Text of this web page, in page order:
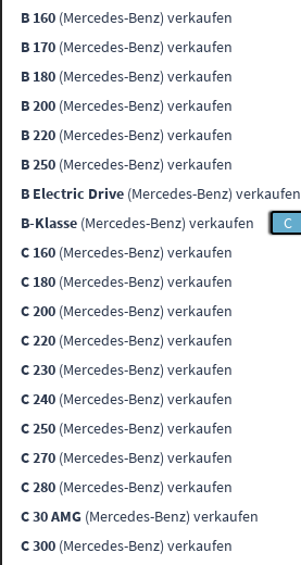
B 160 (Mercedes-Benz) verkaufen
B 170 (Mercedes-Benz) verkaufen
B 180 (Mercedes-Benz) verkaufen
B 200 (Mercedes-Benz) verkaufen
B 220 (Mercedes-Benz) verkaufen
B 250 (Mercedes-Benz) verkaufen
B Electric Drive (Mercedes-Benz) verkaufen
B-Klasse (Mercedes-Benz) verkaufen
C
C 160 (Mercedes-Benz) verkaufen
C 180 (Mercedes-Benz) verkaufen
C 200 (Mercedes-Benz) verkaufen
C 220 (Mercedes-Benz) verkaufen
C 230 (Mercedes-Benz) verkaufen
C 240 (Mercedes-Benz) verkaufen
C 250 (Mercedes-Benz) verkaufen
C 270 (Mercedes-Benz) verkaufen
C 280 (Mercedes-Benz) verkaufen
C 30 AMG (Mercedes-Benz) verkaufen
C 300 (Mercedes-Benz) verkaufen